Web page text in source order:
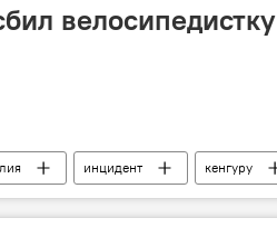
велосипедистку
инцидент кенгуру